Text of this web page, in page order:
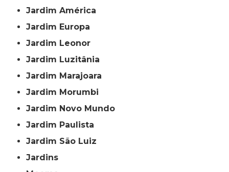
Jardim América
Jardim Europa
Jardim Leonor
Jardim Luzitânia
Jardim Marajoara
Jardim Morumbi
Jardim Novo Mundo
Jardim Paulista
Jardim São Luiz
Jardins